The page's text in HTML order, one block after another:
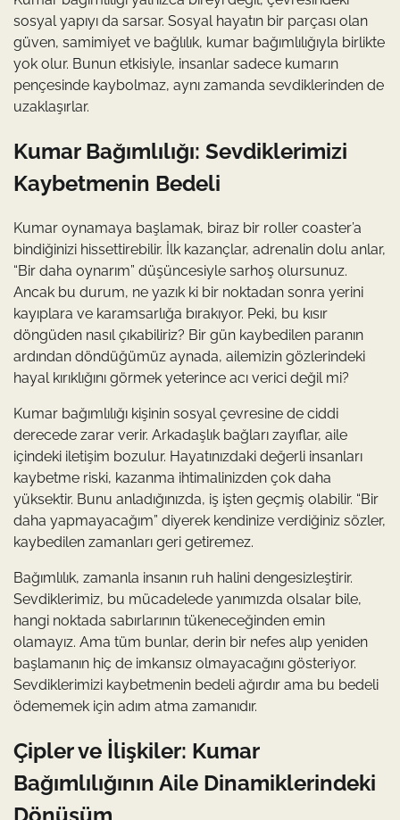
sosyal yapıyı da sarsar. Sosyal hayatın bir parçası olan
güven, samimiyet ve bağlılık, kumar bağımlılığıyla birlikte
yok olur. Bunun etkisiyle, insanlar sadece kumarın
pençesinde kaybolmaz, aynı zamanda sevdiklerinden de
uzaklaşırlar.
Kumar Bağımlılığı: Sevdiklerimizi
Kaybetmenin Bedeli
Kumar oynamaya başlamak, biraz bir roller coaster’a
bindiğinizi hissettirebilir. İlk kazançlar, adrenalin dolu anlar,
“Bir daha oynarım” düşüncesiyle sarhoş olursunuz.
Ancak bu durum, ne yazık ki bir noktadan sonra yerini
kayıplara ve karamsarlığa bırakıyor. Peki, bu kısır
döngüden nasıl çıkabiliriz? Bir gün kaybedilen paranın
ardından döndüğümüz aynada, ailemizin gözlerindeki
hayal kırıklığını görmek yeterince acı verici değil mi?
Kumar bağımlılığı kişinin sosyal çevresine de ciddi
derecede zarar verir. Arkadaşlık bağları zayıflar, aile
içindeki iletişim bozulur. Hayatınızdaki değerli insanları
kaybetme riski, kazanma ihtimalinizden çok daha
yüksektir. Bunu anladığınızda, iş işten geçmiş olabilir. “Bir
daha yapmayacağım” diyerek kendinize verdiğiniz sözler,
kaybedilen zamanları geri getiremez.
Bağımlılık, zamanla insanın ruh halini dengesizleştirir.
Sevdiklerimiz, bu mücadelede yanımızda olsalar bile,
hangi noktada sabırlarının tükeneceğinden emin
olamayız. Ama tüm bunlar, derin bir nefes alıp yeniden
başlamanın hiç de imkansız olmayacağını gösteriyor.
Sevdiklerimizi kaybetmenin bedeli ağırdır ama bu bedeli
ödememek için adım atma zamanıdır.
Çipler ve İlişkiler: Kumar
Bağımlılığının Aile Dinamiklerindeki
Dönüşüm